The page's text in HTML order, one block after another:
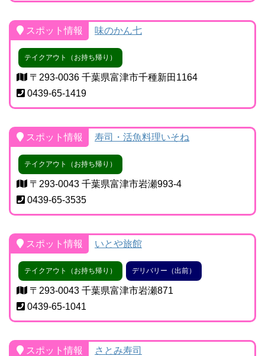
スポット情報 味のかん七
テイクアウト（お持ち帰り）
〒293-0036 千葉県富津市千種新田1164
0439-65-1419
スポット情報 寿司・活魚料理いそね
テイクアウト（お持ち帰り）
〒293-0043 千葉県富津市岩瀬993-4
0439-65-3535
スポット情報 いとや旅館
テイクアウト（お持ち帰り） デリバリー（出前）
〒293-0043 千葉県富津市岩瀬871
0439-65-1041
スポット情報 さとみ寿司